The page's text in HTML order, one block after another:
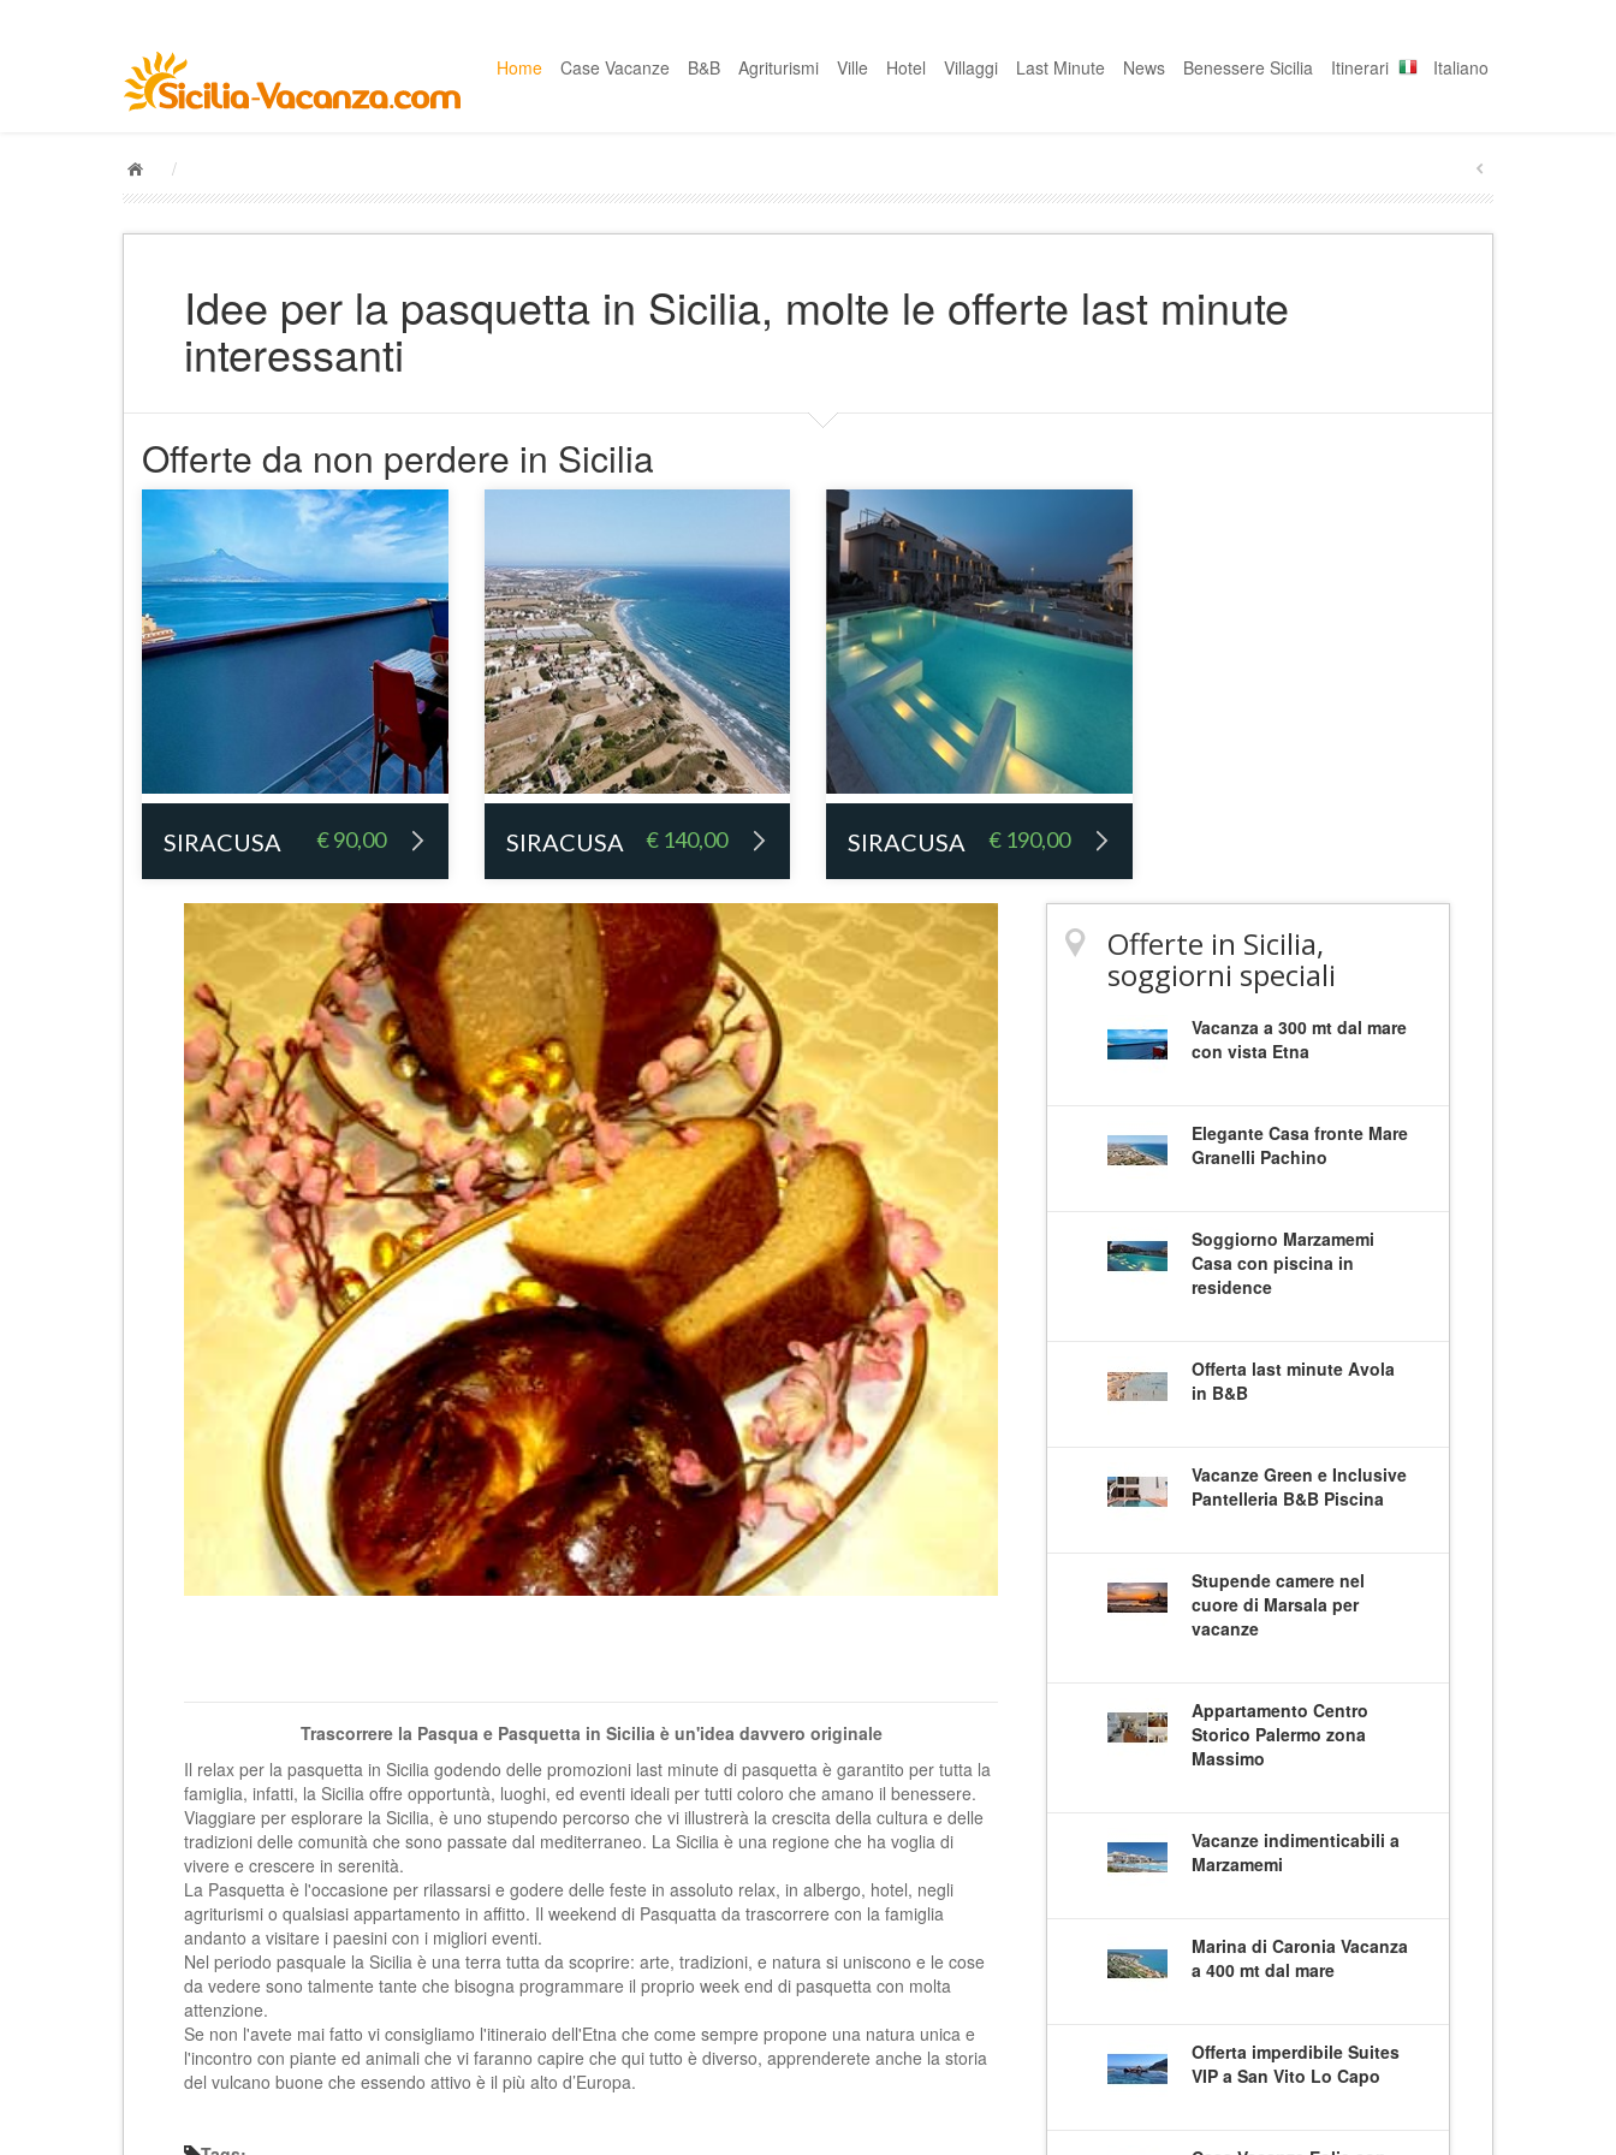
Home Case Vacanze B&B Agriturismi Ville Hotel Villaggi Last Minute News Benessere Sicilia Itinerari Italiano
/
Idee per la pasquetta in Sicilia, molte le offerte last minute
interessanti
Offerte da non perdere in Sicilia
SIRACUSA € 90,00 SIRACUSA € 140,00 SIRACUSA € 190,00
Trascorrere la Pasqua e Pasquetta in Sicilia è un'idea davvero originale
Il relax per la pasquetta in Sicilia godendo delle promozioni last minute di pasquetta è garantito per tutta la
famiglia, infatti, la Sicilia offre opportuntà, luoghi, ed eventi ideali per tutti coloro che amano il benessere.
Viaggiare per esplorare la Sicilia, è uno stupendo percorso che vi illustrerà la crescita della cultura e delle
tradizioni delle comunità che sono passate dal mediterraneo. La Sicilia è una regione che ha voglia di
vivere e crescere in serenità.
La Pasquetta è l'occasione per rilassarsi e godere delle feste in assoluto relax, in albergo, hotel, negli
agriturismi o qualsiasi appartamento in affitto. Il weekend di Pasquatta da trascorrere con la famiglia
andanto a visitare i paesini con i migliori eventi.
Nel periodo pasquale la Sicilia è una terra tutta da scoprire: arte, tradizioni, e natura si uniscono e le cose
da vedere sono talmente tante che bisogna programmare il proprio week end di pasquetta con molta
attenzione.
Se non l'avete mai fatto vi consigliamo l'itineraio dell'Etna che come sempre propone una natura unica e
l'incontro con piante ed animali che vi faranno capire che qui tutto è diverso, apprenderete anche la storia
del vulcano buone che essendo attivo è il più alto d’Europa.
Offerte in Sicilia,
soggiorni speciali
Vacanza a 300 mt dal mare
con vista Etna
Elegante Casa fronte Mare
Granelli Pachino
Soggiorno Marzamemi
Casa con piscina in
residence
Offerta last minute Avola
in B&B
Vacanze Green e Inclusive
Pantelleria B&B Piscina
Stupende camere nel
cuore di Marsala per
vacanze
Appartamento Centro
Storico Palermo zona
Massimo
Vacanze indimenticabili a
Marzamemi
Marina di Caronia Vacanza
a 400 mt dal mare
Offerta imperdibile Suites
VIP a San Vito Lo Capo